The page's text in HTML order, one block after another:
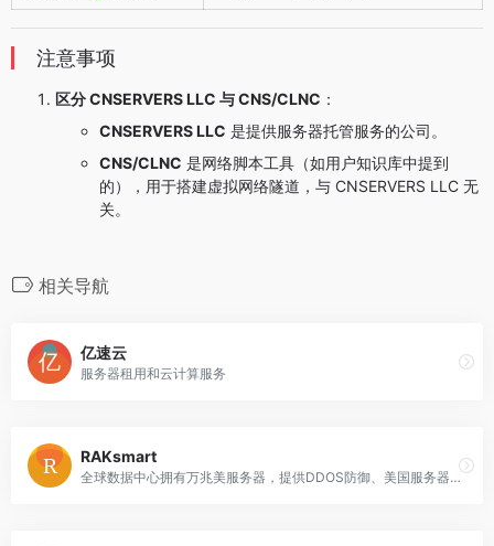
注意事项
区分 CNSERVERS LLC 与 CNS/CLNC ：
CNSERVERS LLC 是提供服务器托管服务的公司。
CNS/CLNC 是网络脚本工具（如用户知识库中提到
的），用于搭建虚拟网络隧道，与 CNSERVERS LLC 无
关。
相关导航
亿速云
服务器租用和云计算服务
RAKsmart
全球数据中心拥有万兆美服务器，提供DDOS防御、美国服务器托管及全球IP传输方案。